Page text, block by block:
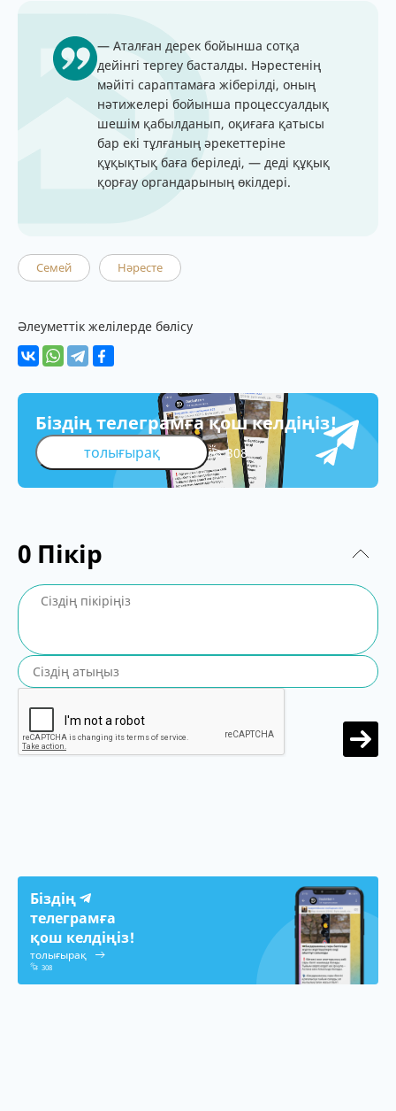
— Аталған дерек бойынша сотқа
дейінгі тергеу басталды. Нәрестенің
мәйіті сараптамаға жіберілді, оның
нәтижелері бойынша процессуалдық
шешім қабылданып, оқиғаға қатысы
бар екі тұлғаның әрекеттеріне
құқықтық баға беріледі, — деді құқық
қорғау органдарының өкілдері.
Семей Нәресте
Әлеуметтік желілерде бөлісу
Біздің телеграмға қош келдіңіз!
толығырақ 308
0 Пікір
Біздің
телеграмға
қош келдіңіз!
толығырақ
308